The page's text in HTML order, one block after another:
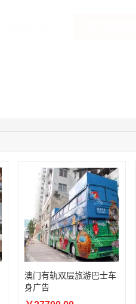
155****5272 联系了该媒体所在
02:32:27
176****3456 联系了该媒体所在
04:09:07
182****6963 联系了该媒体所在
130****3379 联系了该媒体所在
08:36:41 191****0991 联系了该媒体所在
05:24:34 186****8762 联系了该媒体所在
05:26:28 139****8472 联系了该媒体所在
02:28:16 183****1249 联系了该媒体所在
05:13:40 159****9700
联系了该媒体所在
08:52:47 155****6115
联系了该媒体所在
澳门有轨双层旅游巴士车
身广告